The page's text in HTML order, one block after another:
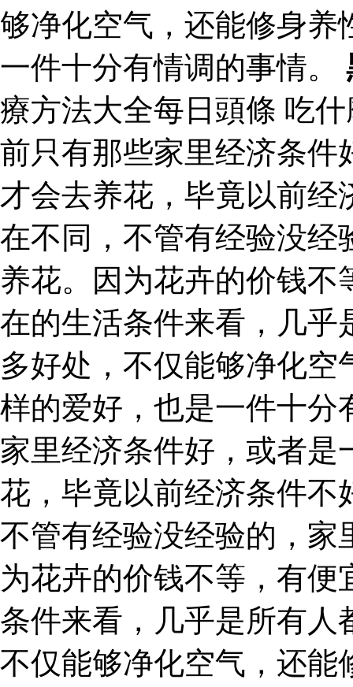
够净化空气，还能修身养
一件十分有情调的事情。
療方法大全每日頭條 吃
前只有那些家里经济条件
才会去养花，毕竟以前
在不同，不管有经验没经
养花。因为花卉的价钱
在的生活条件来看，几乎
多好处，不仅能够净化
样的爱好，也是一件十分
家里经济条件好，或者
花，毕竟以前经济条件不
不管有经验没经验的，家
为花卉的价钱不等，有
条件来看，几乎是所有人
不仅能够净化空气，还能